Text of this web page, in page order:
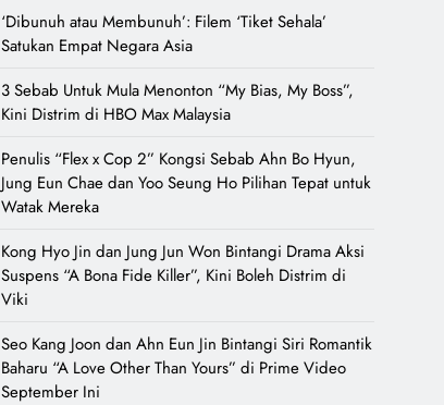
‘Dibunuh atau Membunuh’: Filem ‘Tiket Sehala’
Satukan Empat Negara Asia
3 Sebab Untuk Mula Menonton “My Bias, My Boss”,
Kini Distrim di HBO Max Malaysia
Penulis “Flex x Cop 2” Kongsi Sebab Ahn Bo Hyun,
Jung Eun Chae dan Yoo Seung Ho Pilihan Tepat untuk
Watak Mereka
Kong Hyo Jin dan Jung Jun Won Bintangi Drama Aksi
Suspens “A Bona Fide Killer”, Kini Boleh Distrim di
Viki
Seo Kang Joon dan Ahn Eun Jin Bintangi Siri Romantik
Baharu “A Love Other Than Yours” di Prime Video
September Ini